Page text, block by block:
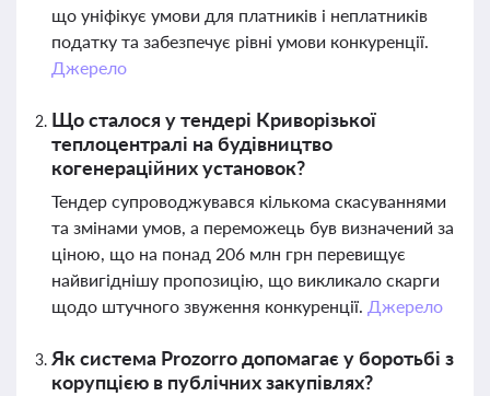
що уніфікує умови для платників і неплатників
податку та забезпечує рівні умови конкуренції.
Джерело
Що сталося у тендері Криворізької
теплоцентралі на будівництво
когенераційних установок?
Тендер супроводжувався кількома скасуваннями
та змінами умов, а переможець був визначений за
ціною, що на понад 206 млн грн перевищує
найвигіднішу пропозицію, що викликало скарги
щодо штучного звуження конкуренції. Джерело
Як система Prozorro допомагає у боротьбі з
корупцією в публічних закупівлях?